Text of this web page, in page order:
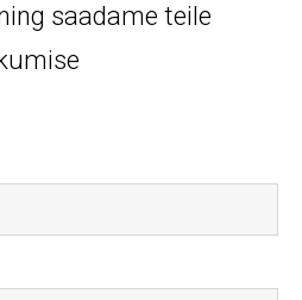
saadame teile